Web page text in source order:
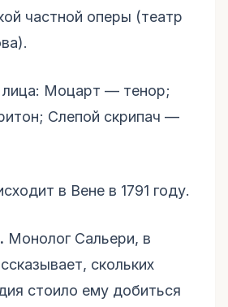
частной оперы (театр
Моцарт — тенор;
Слепой скрипач —
в Вене в 1791 году.
Монолог Сальери, в
скольких
стоило ему добиться